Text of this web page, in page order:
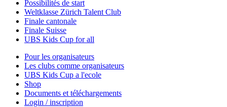
Possibilités de start
Weltklasse Zürich Talent Club
Finale cantonale
Finale Suisse
UBS Kids Cup for all
Pour les organisateurs
Les clubs comme organisateurs
UBS Kids Cup a l'ecole
Shop
Documents et téléchargements
Login / inscription